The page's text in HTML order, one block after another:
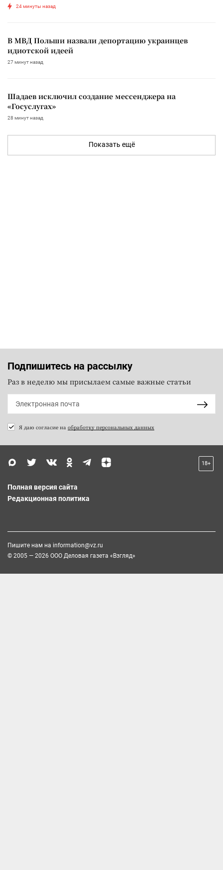
24 минуты назад
В МВД Польши назвали депортацию украинцев
идиотской идеей
27 минут назад
Шадаев исключил создание мессенджера на
«Госуслугах»
28 минут назад
Показать ещё
Подпишитесь на рассылку
Раз в неделю мы присылаем самые важные статьи
Я даю согласие на обработку персональных данных
18+
Полная версия сайта
Редакционная политика
Пишите нам на information@vz.ru
© 2005 — 2026 ООО Деловая газета «Взгляд»